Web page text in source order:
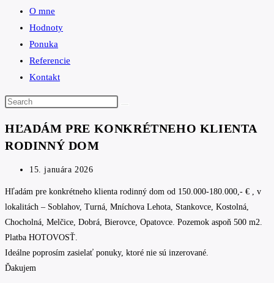
O mne
Hodnoty
Ponuka
Referencie
Kontakt
Search
website
HĽADÁM PRE KONKRÉTNEHO KLIENTA
RODINNÝ DOM
Post
15. januára 2026
Hľadám pre konkrétneho klienta rodinný dom od 150.000-180.000,- € , v
lokalitách – Soblahov, Turná, Mníchova Lehota, Stankovce, Kostolná,
Chocholná, Melčice, Dobrá, Bierovce, Opatovce. Pozemok aspoň 500 m2.
Platba HOTOVOSŤ.
Ideálne poprosím zasielať ponuky, ktoré nie sú inzerované.
Ďakujem